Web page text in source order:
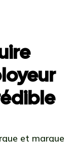
et marque